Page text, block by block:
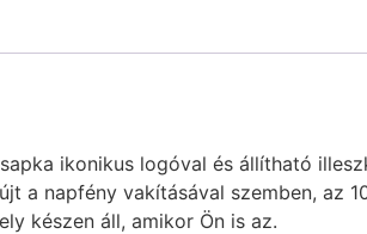
ikonikus logóval és állítható
a napfény vakításával szemben, az
készen áll, amikor Ön is az.